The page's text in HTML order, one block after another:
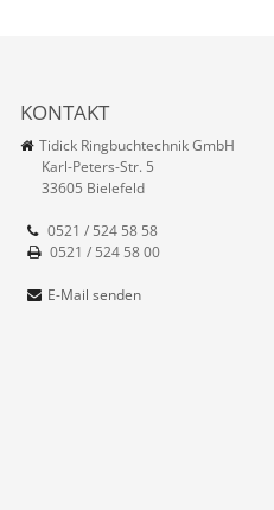
KONTAKT
Tidick Ringbuchtechnik GmbH
Karl-Peters-Str. 5
33605 Bielefeld
0521 / 524 58 58
0521 / 524 58 00
E-Mail senden